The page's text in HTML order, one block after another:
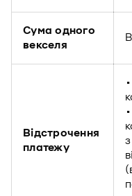
Сума одного
векселя
Відстрочення
платежу